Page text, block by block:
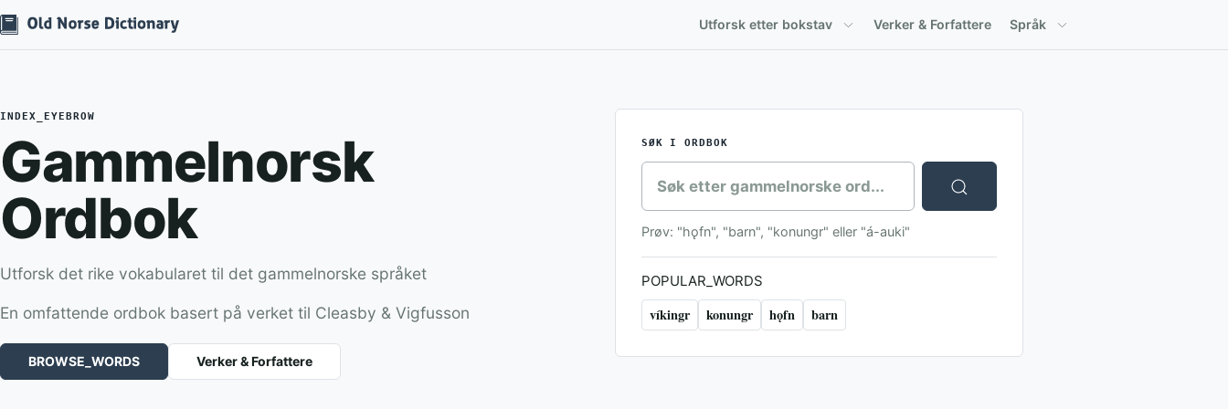
Utforsk etter bokstav Verker & Forfattere Språk
INDEX_EYEBROW
Gammelnorsk
Ordbok
Utforsk det rike vokabularet til det gammelnorske språket
En omfattende ordbok basert på verket til Cleasby & Vigfusson
BROWSE_WORDS Verker & Forfattere
SØK I ORDBOK
Prøv: "hǫfn", "barn", "konungr" eller "á-auki"
POPULAR_WORDS
víkingr konungr hǫfn barn